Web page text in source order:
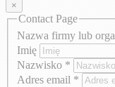
×
Contact Page
Nazwa firmy lub
Imię
Nazwisko *
Adres email *